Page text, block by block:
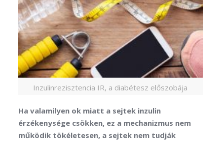
Inzulinrezisztencia IR, a diabétesz előszobája
Ha valamilyen ok miatt a sejtek inzulin
érzékenysége csökken, ez a mechanizmus nem
működik tökéletesen, a sejtek nem tudják